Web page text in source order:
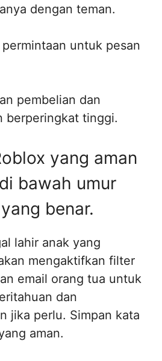
dengan teman.
untuk pesan
pembelian dan
berperingkat tinggi.
yang aman
bawah umur
benar.
lahir anak yang
mengaktifkan filter
email orang tua untuk
dan
jika perlu. Simpan kata
aman.